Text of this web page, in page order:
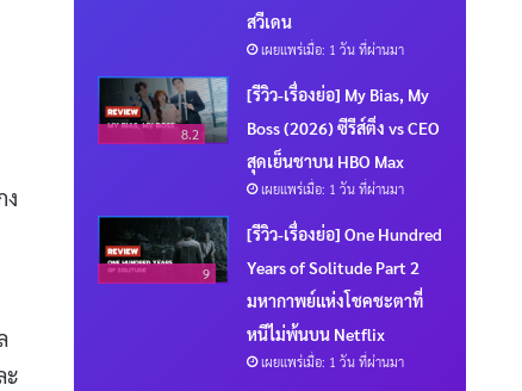
ง
ะ
สวีเดน
เผยแพร่เมื่อ: 1 วัน ที่ผ่านมา
8.2
[รีวิว-เรื่องย่อ] My Bias, My
Boss (2026) ซีรีส์ติ่ง vs CEO
สุดเย็นชาบน HBO Max
เผยแพร่เมื่อ: 1 วัน ที่ผ่านมา
9
[รีวิว-เรื่องย่อ] One Hundred
Years of Solitude Part 2
มหากาพย์แห่งโชคชะตาที่
หนีไม่พ้นบน Netflix
เผยแพร่เมื่อ: 1 วัน ที่ผ่านมา